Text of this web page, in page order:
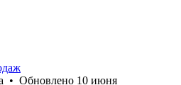
• Обновлено 10 июня